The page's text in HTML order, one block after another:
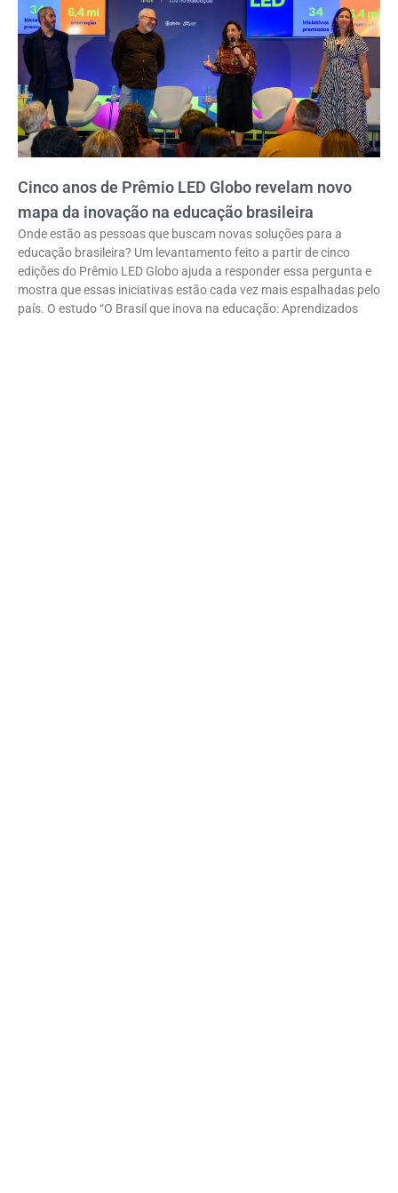
Cinco anos de Prêmio LED Globo revelam novo
mapa da inovação na educação brasileira
Onde estão as pessoas que buscam novas soluções para a
educação brasileira? Um levantamento feito a partir de cinco
edições do Prêmio LED Globo ajuda a responder essa pergunta e
mostra que essas iniciativas estão cada vez mais espalhadas pelo
país. O estudo “O Brasil que inova na educação: Aprendizados